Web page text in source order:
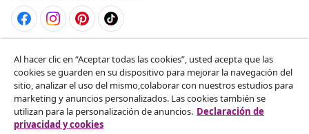
Desistir del contrato
Solicita la cancelación de tu pedido.
Desistir del contrato
Al hacer clic en “Aceptar todas las cookies”, usted acepta que las
cookies se guarden en su dispositivo para mejorar la navegación del
sitio, analizar el uso del mismo,colaborar con nuestros estudios para
marketing y anuncios personalizados. Las cookies también se
utilizan para la personalización de anuncios. Declaración de
privacidad y cookies